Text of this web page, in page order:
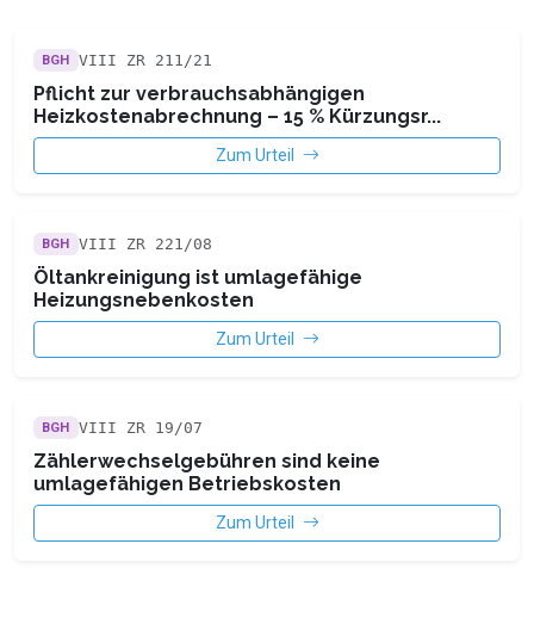
BGH VIII ZR 211/21
Pflicht zur verbrauchsabhängigen
Heizkostenabrechnung – 15 % Kürzungsr...
Zum Urteil
BGH VIII ZR 221/08
Öltankreinigung ist umlagefähige
Heizungsnebenkosten
Zum Urteil
BGH VIII ZR 19/07
Zählerwechselgebühren sind keine
umlagefähigen Betriebskosten
Zum Urteil